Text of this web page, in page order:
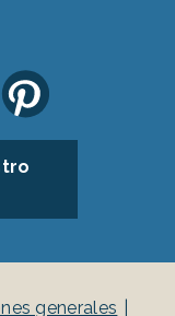
generales